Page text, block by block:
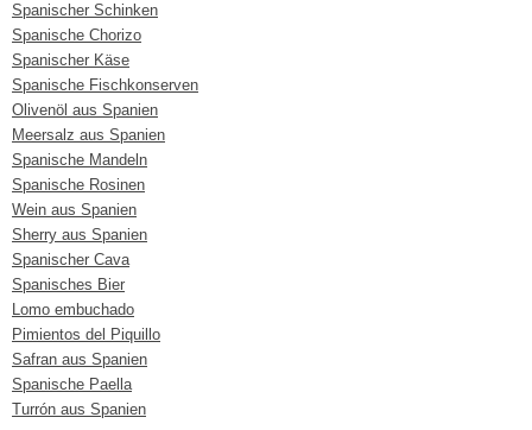
Spanischer Schinken
Spanische Chorizo
Spanischer Käse
Spanische Fischkonserven
Olivenöl aus Spanien
Meersalz aus Spanien
Spanische Mandeln
Spanische Rosinen
Wein aus Spanien
Sherry aus Spanien
Spanischer Cava
Spanisches Bier
Lomo embuchado
Pimientos del Piquillo
Safran aus Spanien
Spanische Paella
Turrón aus Spanien